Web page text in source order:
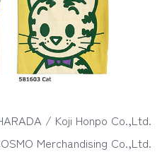
/ Koji Honpo Co.,Ltd.
Merchandising Co.,Ltd.